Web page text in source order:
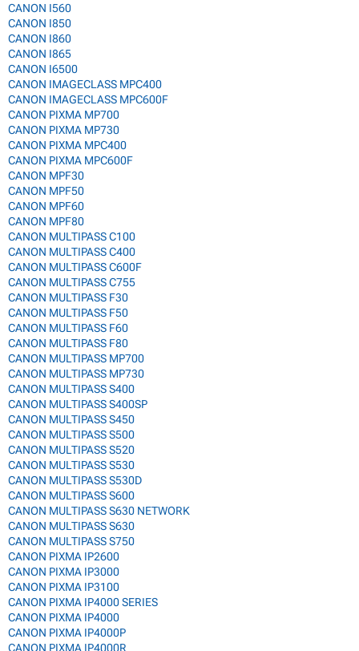
CANON I560
CANON I850
CANON I860
CANON I865
CANON I6500
CANON IMAGECLASS MPC400
CANON IMAGECLASS MPC600F
CANON PIXMA MP700
CANON PIXMA MP730
CANON PIXMA MPC400
CANON PIXMA MPC600F
CANON MPF30
CANON MPF50
CANON MPF60
CANON MPF80
CANON MULTIPASS C100
CANON MULTIPASS C400
CANON MULTIPASS C600F
CANON MULTIPASS C755
CANON MULTIPASS F30
CANON MULTIPASS F50
CANON MULTIPASS F60
CANON MULTIPASS F80
CANON MULTIPASS MP700
CANON MULTIPASS MP730
CANON MULTIPASS S400
CANON MULTIPASS S400SP
CANON MULTIPASS S450
CANON MULTIPASS S500
CANON MULTIPASS S520
CANON MULTIPASS S530
CANON MULTIPASS S530D
CANON MULTIPASS S600
CANON MULTIPASS S630 NETWORK
CANON MULTIPASS S630
CANON MULTIPASS S750
CANON PIXMA IP2600
CANON PIXMA IP3000
CANON PIXMA IP3100
CANON PIXMA IP4000 SERIES
CANON PIXMA IP4000
CANON PIXMA IP4000P
CANON PIXMA IP4000R